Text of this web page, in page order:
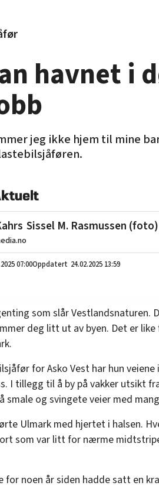
havnet i
jeg ikke hjem til mine
Sissel M. Rasmussen (foto)
07:00 24.02.2025 13:59
som slår Vestlandsnaturen.
deg litt ut av byen. Det er
for Asko Vest har hun
I tillegg til å by på vakker utsikt
smale og svingete veier med
Ulmark med hjertet i halsen.
som var litt for nærme
for noen år siden hadde satt en